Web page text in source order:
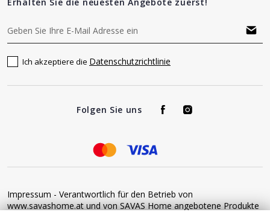
Ich akzeptiere die Datenschutzrichtlinie
Folgen Sie uns
Impressum - Verantwortlich für den Betrieb von
www.savashome.at und von SAVAS Home angebotene Produkte